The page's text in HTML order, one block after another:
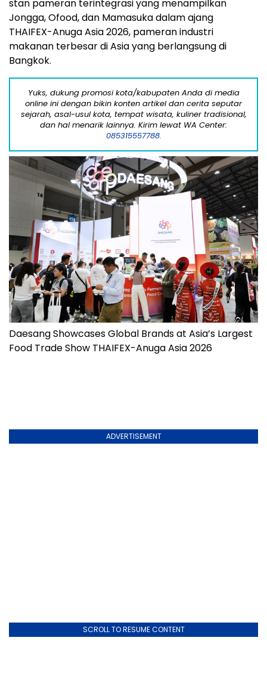
stan pameran terintegrasi yang menampilkan
Jongga, Ofood, dan Mamasuka dalam ajang
THAIFEX-Anuga Asia 2026, pameran industri
makanan terbesar di Asia yang berlangsung di
Bangkok.
Yuks, dukung promosi kota/kabupaten Anda di media
online ini dengan bikin konten artikel dan cerita seputar
sejarah, asal-usul kota, tempat wisata, kuliner tradisional,
dan hal menarik lainnya. Kirim lewat WA Center:
085315557788.
Daesang Showcases Global Brands at Asia’s Largest
Food Trade Show THAIFEX-Anuga Asia 2026